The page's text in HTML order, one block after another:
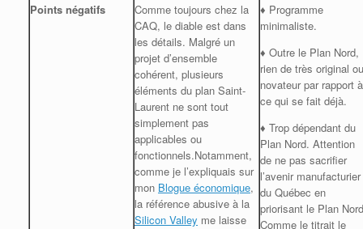
Points négatifs
Comme toujours chez la
CAQ, le diable est dans
les détails. Malgré un
projet d’ensemble
cohérent, plusieurs
éléments du plan Saint-
Laurent ne sont tout
simplement pas
applicables ou
fonctionnels.Notamment,
comme je l’expliquais sur
mon Blogue économique,
la référence abusive à la
Silicon Valley me laisse
♦ Programme
minimaliste.
♦ Outre le Plan Nord,
rien de très original ou
novateur par rapport à
ce qui se fait déjà.
♦ Trop dépendant du
Plan Nord. Attention
de ne pas sacrifier
l’avenir manufacturier
du Québec en
priorisant le Plan
Comme le titrait le